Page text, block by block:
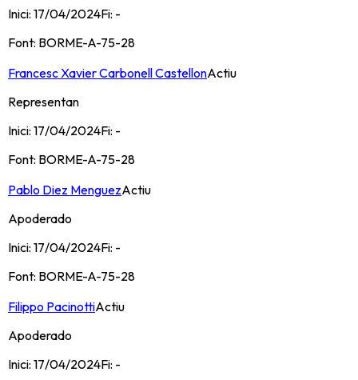
Inici: 17/04/2024Fi: -
Font: BORME-A-75-28
Francesc Xavier Carbonell CastellonActiu
Representan
Inici: 17/04/2024Fi: -
Font: BORME-A-75-28
Pablo Diez MenguezActiu
Apoderado
Inici: 17/04/2024Fi: -
Font: BORME-A-75-28
Filippo PacinottiActiu
Apoderado
Inici: 17/04/2024Fi: -